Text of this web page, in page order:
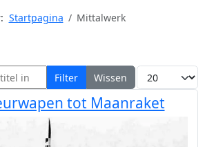
Startpagina Mittalwerk
in Filter Wissen Toon #
tot Maanraket